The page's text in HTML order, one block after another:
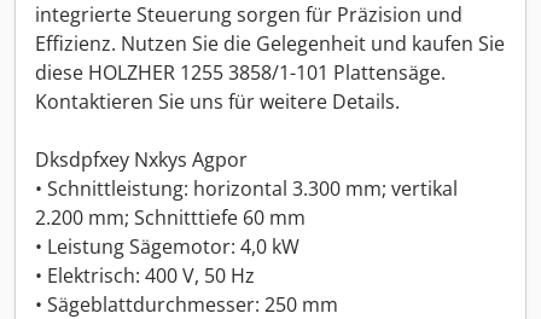
integrierte Steuerung sorgen für Präzision und
Effizienz. Nutzen Sie die Gelegenheit und kaufen Sie
diese HOLZHER 1255 3858/1-101 Plattensäge.
Kontaktieren Sie uns für weitere Details.
Dksdpfxey Nxkys Agpor
• Schnittleistung: horizontal 3.300 mm; vertikal
2.200 mm; Schnitttiefe 60 mm
• Leistung Sägemotor: 4,0 kW
• Elektrisch: 400 V, 50 Hz
• Sägeblattdurchmesser: 250 mm